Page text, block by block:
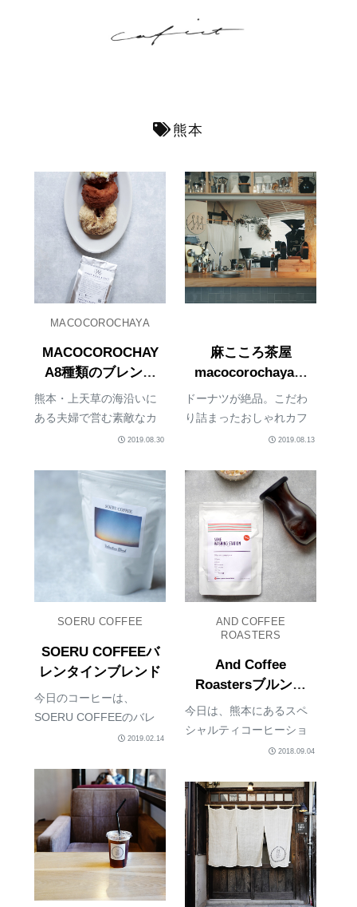
熊本
MACOCOROCHAYA
MACOCOROCHAY
A8種類のブレンド
『MANLY SIDE
BLEND』
熊本・上天草の海沿いに
ある夫婦で営む素敵なカ
フェMACOCOROCHAYA /
『MANLY SIDE
BLEND』。麻こころ茶屋
は、辺鄙というと失礼な
のだけど、こんなところ
2019.08.30
麻こころ茶屋
macocorochaya（
熊本・上天草）
ドーナツが絶品。こだわ
り詰まったおしゃれカフ
ェ熊本市内から、車で約1
るお店の外観は、ここで
大丈夫かな、、、と思い
ながら店内に入ってみる
とそこは別世界。それは
もう、素敵な雑貨がた
く...
2019.08.13
SOERU COFFEE
SOERU COFFEEバ
レンタインブレンド
今日のコーヒーは、
SOERU COFFEEのバレ
ンタインブレンド。先
ち寄ったタルトのお店
『tartelette』で購入。
SOERU COFFEE（ソエ
ルコーヒー）は、店舗を
持たず...
2019.02.14
AND COFFEE
ROASTERS
And Coffee
Roastersブルンジ
『SEHE WASHING
STATION』
今日は、熊本にあるスペ
シャルティコーヒーショ
ップAnd Coffee Roasters
WASHING STATIONを。
And Coffee Roastersブル
ンジ S...
2018.09.04